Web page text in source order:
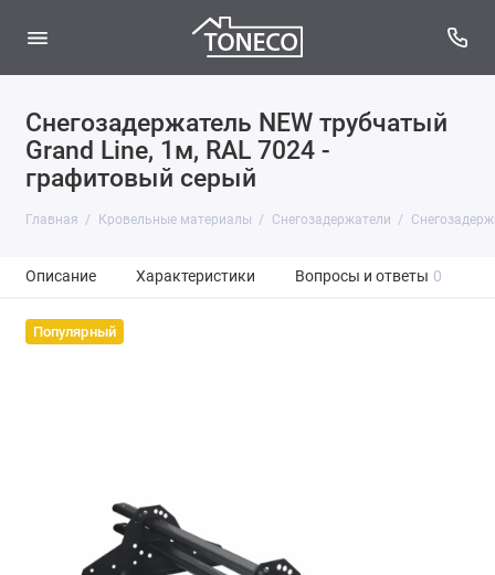
Снегозадержатель NEW трубчатый
Grand Line, 1м, RAL 7024 -
графитовый серый
Главная Кровельные материалы Снегозадержатели
Описание Характеристики Вопросы и ответы 0
Популярный